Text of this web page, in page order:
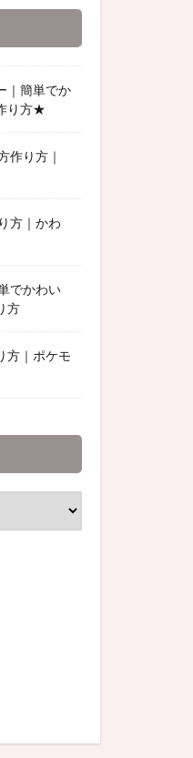
｜簡単でか
り方★
作り方｜
方｜かわ
でかわい
方
方｜ポケモ